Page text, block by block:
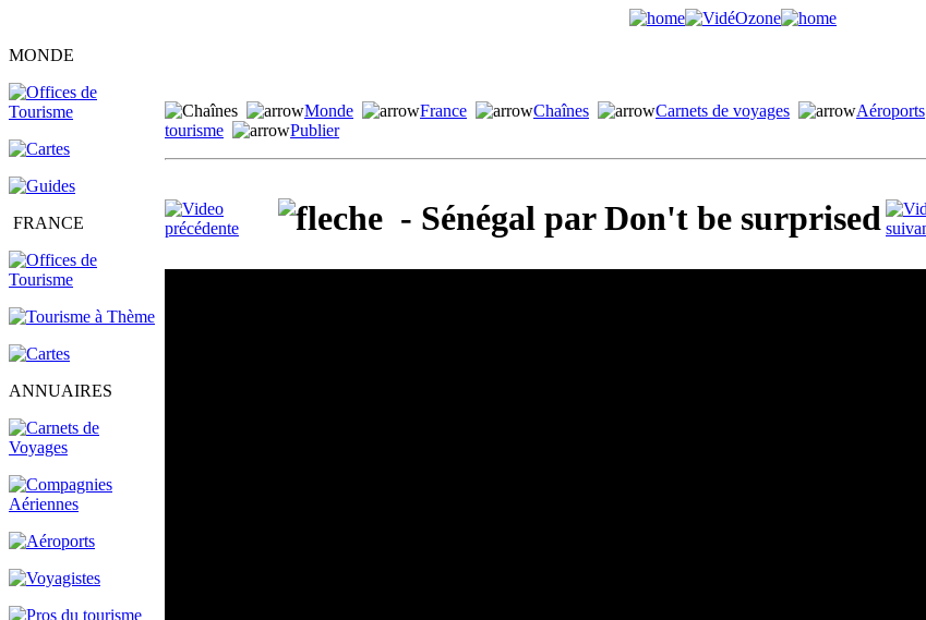
MONDE
FRANCE
ANNUAIRES
Monde France Chaînes Carnets de voyages Aéroports
tourisme
Publier
- Sénégal par Don't be surprised